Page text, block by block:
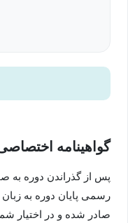
یک تیم استخدام با
بهترین استعدادها
گواهینامه
پس از گذراندن دوره به
رسمی پایان دوره به
صادر شده و در اختیار